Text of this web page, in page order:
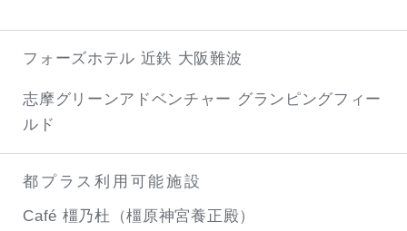
フォーズホテル 近鉄 大阪難波
志摩グリーンアドベンチャー グランピングフィー
ルド
都プラス利用可能施設
Café 橿乃杜（橿原神宮養正殿）